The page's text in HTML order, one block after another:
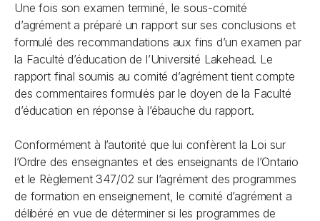
Une fois son examen terminé, le sous-comité
d’agrément a préparé un rapport sur ses conclusions et
formulé des recommandations aux fins d’un examen par
la Faculté d’éducation de l’Université Lakehead. Le
rapport final soumis au comité d’agrément tient compte
des commentaires formulés par le doyen de la Faculté
d’éducation en réponse à l’ébauche du rapport.
Conformément à l’autorité que lui confèrent la Loi sur
l’Ordre des enseignantes et des enseignants de l’Ontario
et le Règlement 347/02 sur l’agrément des programmes
de formation en enseignement, le comité d’agrément a
délibéré en vue de déterminer si les programmes de